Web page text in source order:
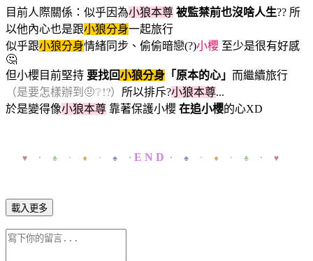
目前人際關係：似乎因為小狼本尊 被監禁前也沒啥人生?? 所
以他內心也是跟小狼分身一起旅行
似乎跟小狼分身情緒同步、偷偷暗戀(?)小櫻 至少是很有好感
🤔
但小櫻目前堅持 要找回小狼分身 「原本的心」 而繼續旅行
（是要怎樣辦到🤨❔⁉️） 所以排斥?小狼本尊...
於是變得像小狼本尊 靠著保護小櫻 在追小櫻的心XD
♥ ． ♣ ． ♦ ． ♠ ． E N D ． ♠ ． ♦ ． ♣ ． ♥
載入更多